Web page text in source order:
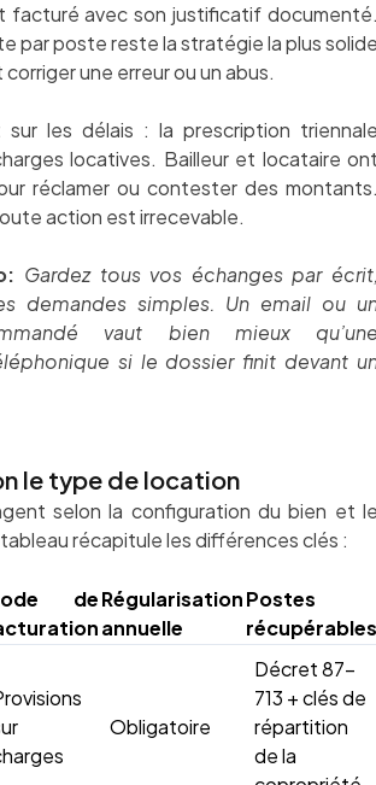
facturé avec son justificatif
par poste reste la stratégie la plus
une erreur ou un abus.
sur les délais : la prescription
locatives. Bailleur et locataire
réclamer ou contester des
action est irrecevable.
Gardez tous vos échanges par
demandes simples. Un email ou
vaut bien mieux
si le dossier finit devant
le type de location
selon la configuration du bien et
récapitule les différences clés :
deRégularisation
annuelle
Postes
récupérables
Obligatoire
Décret 87-
713 + clés de
répartition
de la